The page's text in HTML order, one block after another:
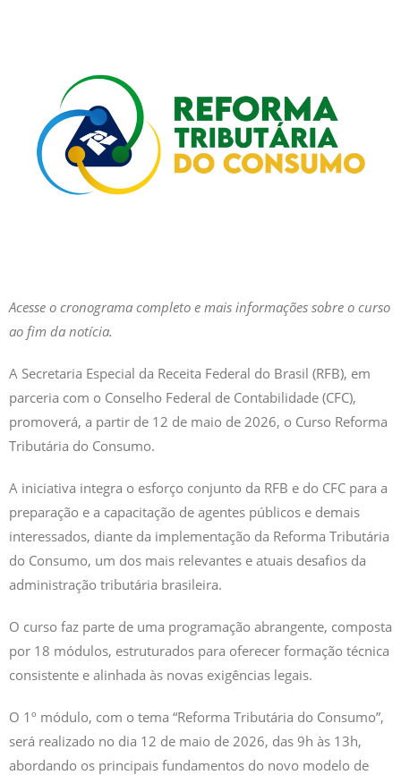
Acesse o cronograma completo e mais informações sobre o curso
ao fim da notícia.
A Secretaria Especial da Receita Federal do Brasil (RFB), em
parceria com o Conselho Federal de Contabilidade (CFC),
promoverá, a partir de 12 de maio de 2026, o Curso Reforma
Tributária do Consumo.
A iniciativa integra o esforço conjunto da RFB e do CFC para a
preparação e a capacitação de agentes públicos e demais
interessados, diante da implementação da Reforma Tributária
do Consumo, um dos mais relevantes e atuais desafios da
administração tributária brasileira.
O curso faz parte de uma programação abrangente, composta
por 18 módulos, estruturados para oferecer formação técnica
consistente e alinhada às novas exigências legais.
O 1º módulo, com o tema “Reforma Tributária do Consumo”,
será realizado no dia 12 de maio de 2026, das 9h às 13h,
abordando os principais fundamentos do novo modelo de